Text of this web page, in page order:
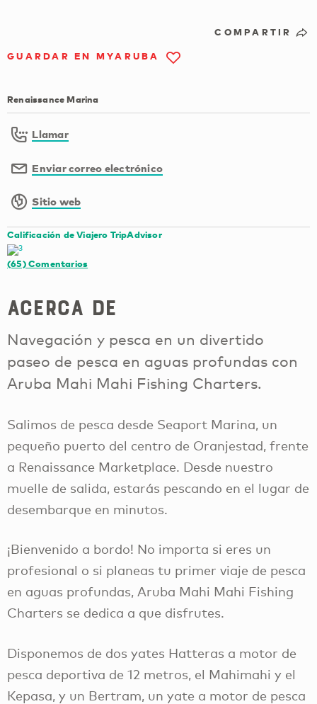
COMPARTIR
GUARDAR EN MYARUBA
Renaissance Marina
Llamar
Enviar correo electrónico
Sitio web
Calificación de Viajero TripAdvisor
(65)Comentarios
Acerca de
Navegación y pesca en un divertido
paseo de pesca en aguas profundas con
Aruba Mahi Mahi Fishing Charters.
Salimos de pesca desde Seaport Marina, un
pequeño puerto del centro de Oranjestad, frente
a Renaissance Marketplace. Desde nuestro
muelle de salida, estarás pescando en el lugar de
desembarque en minutos.
¡Bienvenido a bordo! No importa si eres un
profesional o si planeas tu primer viaje de pesca
en aguas profundas, Aruba Mahi Mahi Fishing
Charters se dedica a que disfrutes.
Disponemos de dos yates Hatteras a motor de
pesca deportiva de 12 metros, el Mahimahi y el
Kepasa, y un Bertram, un yate a motor de pesca